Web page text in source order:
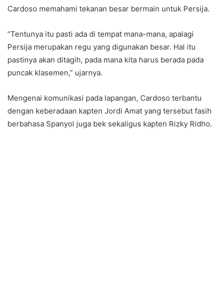
Cardoso memahami tekanan besar bermain untuk Persija.
“Tentunya itu pasti ada di tempat mana-mana, apalagi
Persija merupakan regu yang digunakan besar. Hal itu
pastinya akan ditagih, pada mana kita harus berada pada
puncak klasemen,” ujarnya.
Mengenai komunikasi pada lapangan, Cardoso terbantu
dengan keberadaan kapten Jordi Amat yang tersebut fasih
berbahasa Spanyol juga bek sekaligus kapten Rizky Ridho.